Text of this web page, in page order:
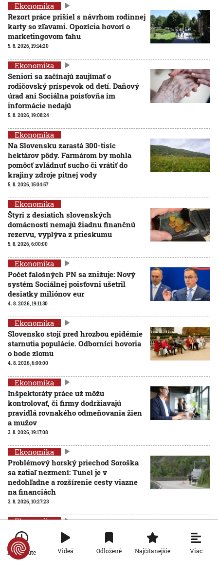
Ekonomika
Rezort práce prišiel s návrhom rodinnej
karty so zľavami. Opozícia hovorí o
marketingovom ťahu
5. 8. 2026, 19:14:20
Ekonomika
Seniori sa začínajú zaujímať o
rodičovský príspevok od detí. Daňový
úrad ani Sociálna poisťovňa im
informácie nedajú
5. 8. 2026, 19:08:24
Ekonomika
Na Slovensku zarastá 300-tisíc
hektárov pôdy. Farmárom by mohla
pomôcť zvládnuť sucho či vrátiť do
krajiny zdroje pitnej vody
5. 8. 2026, 15:04:57
Ekonomika
Štyri z desiatich slovenských
domácností nemajú žiadnu finančnú
rezervu, vyplýva z prieskumu
5. 8. 2026, 6:00:00
Ekonomika
Počet falošných PN sa znižuje: Nový
systém Sociálnej poisťovni ušetril
desiatky miliónov eur
4. 8. 2026, 19:11:30
Ekonomika
Slovensko stojí pred hrozbou epidémie
starnutia populácie. Odborníci hovoria
o bode zlomu
4. 8. 2026, 6:00:00
Ekonomika
Inšpektoráty práce už môžu
kontrolovať, či firmy dodržiavajú
pravidlá rovnakého odmeňovania žien
a mužov
3. 8. 2026, 19:17:08
Ekonomika
Problémový horský priechod Soroška
sa zatiaľ nezmení: Tunel je v
nedohľadne a rozšírenie cesty viazne
na financiách
3. 8. 2026, 10:27:23
Ekonomika
Viac než desaťtisíc hotelov žaluje portál
Booking za obmedzenia pri určovaní
ceny, ten sa však bráni
31. 7. 2026, 19:20:24
Po minúte Videá Odložené Najčítanejšie Viac